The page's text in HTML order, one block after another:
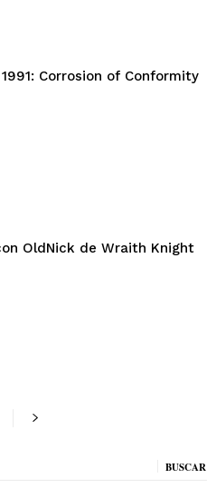
1991: Corrosion of Conformity
OldNick de Wraith Knight